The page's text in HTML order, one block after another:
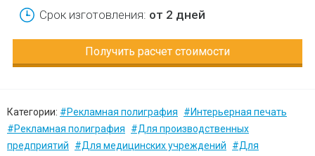
Срок изготовления: от 2 дней
Получить расчет стоимости
Категории: #Рекламная полиграфия
#Интерьерная печать
#Рекламная полиграфия
#Для производственных
предприятий
#Для медицинских учреждений
#Для